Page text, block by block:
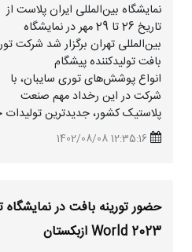
نمایشگاه بین‌المللی ایران پلاست از
تاریخ 26 تا 29 مهر در نمایشگاه
بین‌المللی تهران برگزار شد شرکت
بافت تولیدکننده پیشگام
انواع پوشش‌های توری سایبان، با
شرکت در این رخداد مهم صنعت
پلاستیک کشور، جدیدترین تولیدات
12:35:16 1402/08/08
World 2023 ازبکستان